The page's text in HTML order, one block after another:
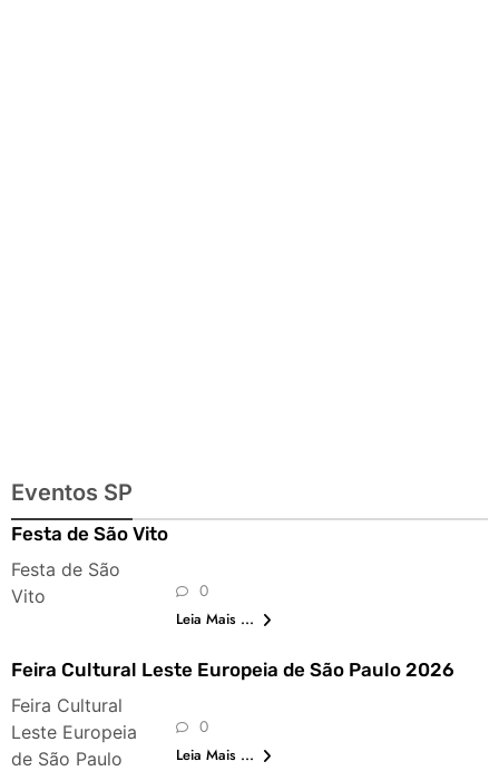
Eventos SP
Festa de São Vito
Festa de São
Vito
0
Leia Mais ...
Feira Cultural Leste Europeia de São Paulo 2026
Feira Cultural
Leste Europeia
de São Paulo
0
Leia Mais ...